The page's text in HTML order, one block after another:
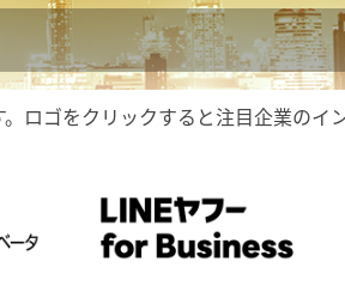
ロゴをクリックすると注目企業のイ